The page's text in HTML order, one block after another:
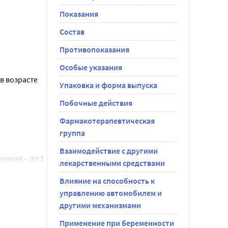
4-6 мг
дозы.
сутки до
выше 6 мг
возрасте
детей от
частью
– до 1
Показания
Состав
Противопоказания
Особые указания
Упаковка и форма выпуска
Побочные действия
Фармакотерапевтическая
группа
Взаимодействие с другими
лекарственными средствами
Влияние на способность к
управлению автомобилем и
другими механизмами
Применение при беременности